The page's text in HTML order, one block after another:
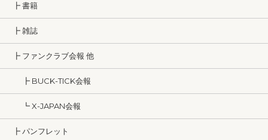
┣ 書籍
┣ 雑誌
┣ ファンクラブ会報 他
┣ BUCK-TICK会報
┗ X-JAPAN会報
┣ パンフレット